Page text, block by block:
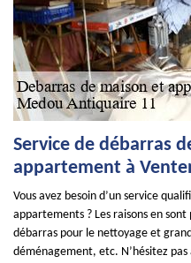
Service de débarras
appartement à
Vous avez besoin d’un service
appartements ? Les raisons en
débarras pour le nettoyage et
déménagement, etc. N’hésitez